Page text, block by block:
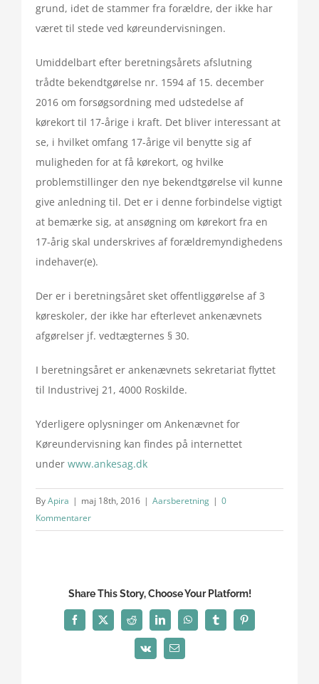
grund, idet de stammer fra forældre, der ikke har
været til stede ved køreundervisningen.
Umiddelbart efter beretningsårets afslutning
trådte bekendtgørelse nr. 1594 af 15. december
2016 om forsøgsordning med udstedelse af
kørekort til 17-årige i kraft. Det bliver interessant at
se, i hvilket omfang 17-årige vil benytte sig af
muligheden for at få kørekort, og hvilke
problemstillinger den nye bekendtgørelse vil kunne
give anledning til. Det er i denne forbindelse vigtigt
at bemærke sig, at ansøgning om kørekort fra en
17-årig skal underskrives af forældremyndighedens
indehaver(e).
Der er i beretningsåret sket offentliggørelse af 3
køreskoler, der ikke har efterlevet ankenævnets
afgørelser jf. vedtægternes § 30.
I beretningsåret er ankenævnets sekretariat flyttet
til Industrivej 21, 4000 Roskilde.
Yderligere oplysninger om Ankenævnet for
Køreundervisning kan findes på internettet
under www.ankesag.dk
ByApira | maj 18th, 2016 | Aarsberetning | 0
Kommentarer
Share This Story, Choose Your Platform!
Facebook
X Reddit LinkedInWhatsAppTumblrPinterest
Vk
E-